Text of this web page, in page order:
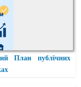
План публічних